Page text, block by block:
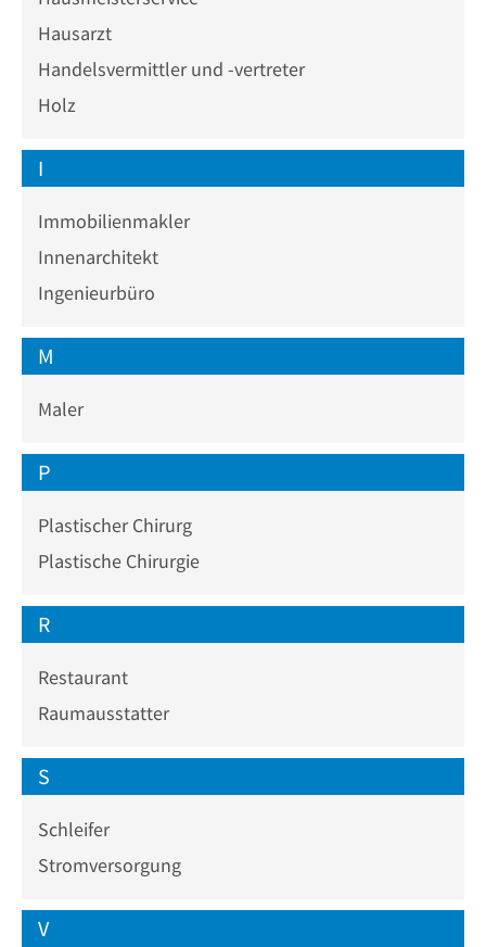
Hausarzt
Handelsvermittler und -vertreter
Holz
I
Immobilienmakler
Innenarchitekt
Ingenieurbüro
M
Maler
P
Plastischer Chirurg
Plastische Chirurgie
R
Restaurant
Raumausstatter
S
Schleifer
Stromversorgung
V